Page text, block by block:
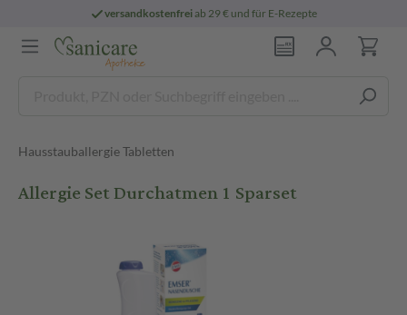
versandkostenfreiab 29 € und für E-Rezepte
Hausstauballergie Tabletten
Allergie Set Durchatmen 1 Sparset